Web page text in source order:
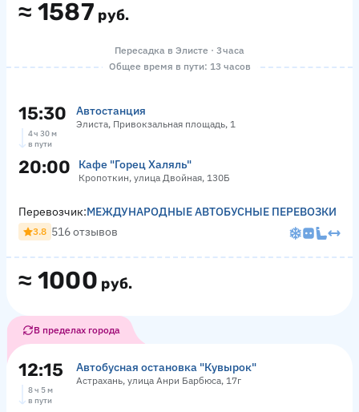
≈ 1587 руб.
Пересадка в Элисте · 3 часа
Общее время в пути: 13 часов
15:30 Автостанция
Элиста, Привокзальная площадь, 1
4 ч 30 м
в пути
20:00 Кафе "Горец Халяль"
Кропоткин, улица Двойная, 130Б
≈ 1000 руб.
Перевозчик:МЕЖДУНАРОДНЫЕ АВТОБУСНЫЕ ПЕРЕВОЗКИ
3.8 516 отзывов
В пределах города
12:15 Автобусная остановка "Кувырок"
Астрахань, улица Анри Барбюса, 17г
8 ч 5 м
в пути